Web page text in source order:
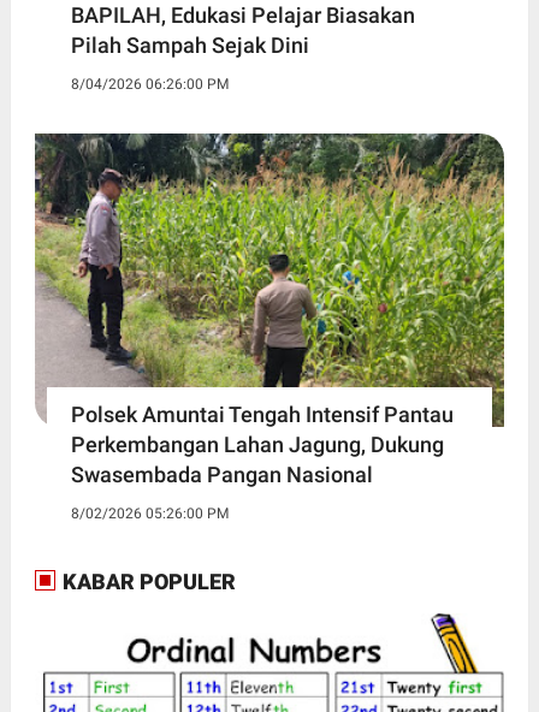
BAPILAH, Edukasi Pelajar Biasakan
Pilah Sampah Sejak Dini
8/04/2026 06:26:00 PM
Polsek Amuntai Tengah Intensif Pantau
Perkembangan Lahan Jagung, Dukung
Swasembada Pangan Nasional
8/02/2026 05:26:00 PM
KABAR POPULER